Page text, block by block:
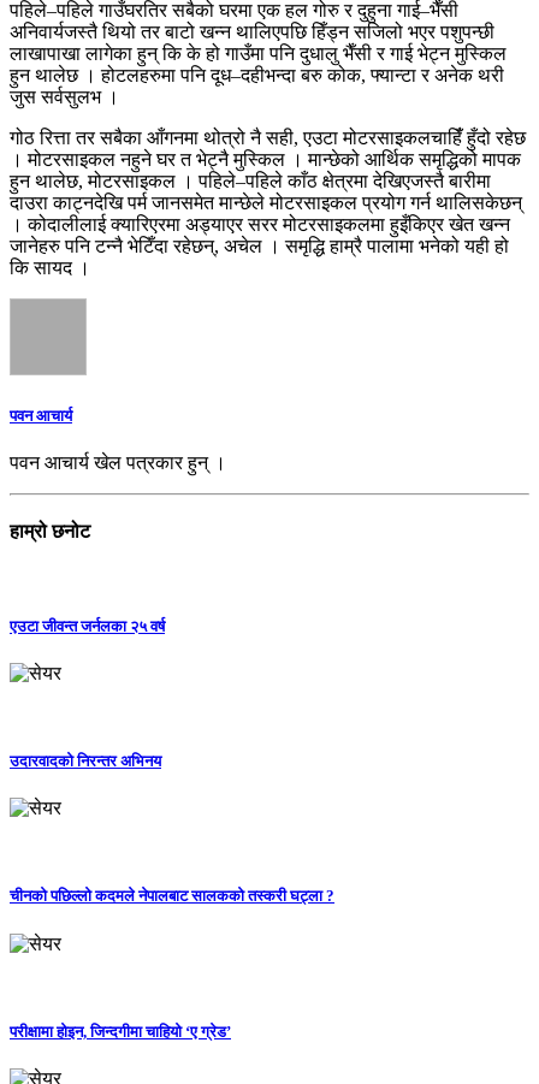
पहिले–पहिले गाउँघरतिर सबैको घरमा एक हल गोरु र दुहुना गाई–भैँसी
अनिवार्यजस्तै थियो तर बाटो खन्न थालिएपछि हिँड्न सजिलो भएर पशुपन्छी
लाखापाखा लागेका हुन् कि के हो गाउँमा पनि दुधालु भैँसी र गाई भेट्न मुस्किल
हुन थालेछ । होटलहरुमा पनि दूध–दहीभन्दा बरु कोक, फ्यान्टा र अनेक थरी
जुस सर्वसुलभ ।
गोठ रित्ता तर सबैका आँगनमा थोत्रो नै सही, एउटा मोटरसाइकलचाहिँं हुँदो रहेछ
। मोटरसाइकल नहुने घर त भेट्नै मुस्किल । मान्छेको आर्थिक समृद्धिको मापक
हुन थालेछ, मोटरसाइकल । पहिले–पहिले काँठ क्षेत्रमा देखिएजस्तै बारीमा
दाउरा काट्नदेखि पर्म जानसमेत मान्छेले मोटरसाइकल प्रयोग गर्न थालिसकेछन्
। कोदालीलाई क्यारिएरमा अड्याएर सरर मोटरसाइकलमा हुइँकिएर खेत खन्न
जानेहरु पनि टन्नै भेटिँदा रहेछन्, अचेल । समृद्धि हाम्रै पालामा भनेको यही हो
कि सायद ।
पवन आचार्य
पवन आचार्य खेल पत्रकार हुन् ।
हाम्रो छनोट
एउटा जीवन्त जर्नलका २५ वर्ष
उदारवादको निरन्तर अभिनय
चीनको पछिल्लो कदमले नेपालबाट सालकको तस्करी घट्ला ?
परीक्षामा होइन, जिन्दगीमा चाहियो ‘ए ग्रेड’